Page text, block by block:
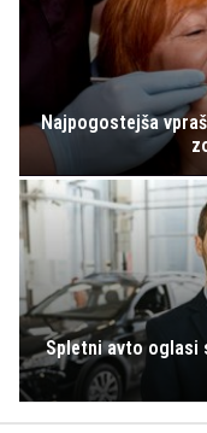
Najpogostejša
Spletni avto oglasi